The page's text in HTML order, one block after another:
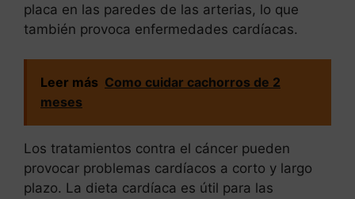
placa en las paredes de las arterias, lo que
también provoca enfermedades cardíacas.
Leer más Como cuidar cachorros de 2
meses
Los tratamientos contra el cáncer pueden
provocar problemas cardíacos a corto y largo
plazo. La dieta cardíaca es útil para las